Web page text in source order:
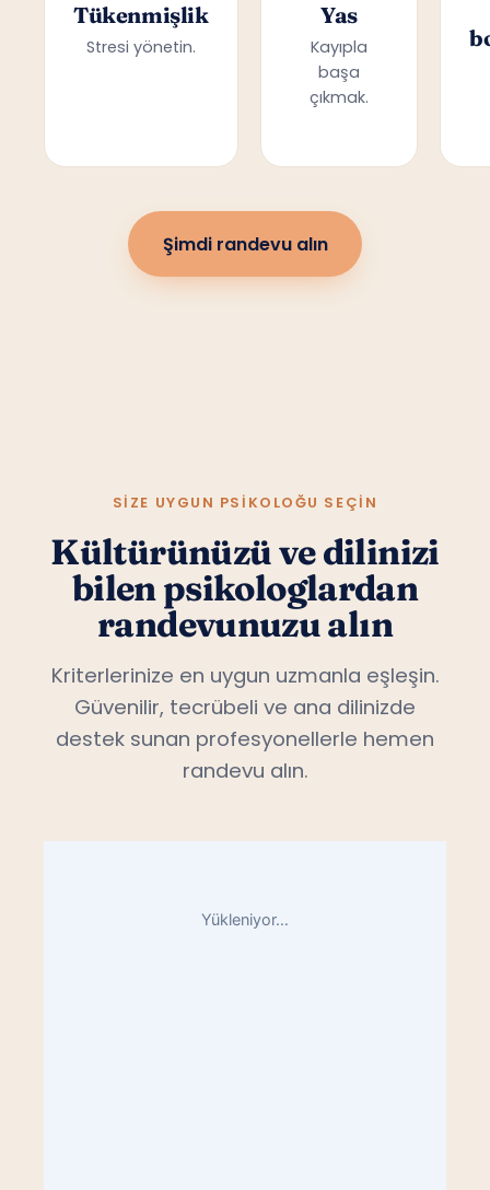
Tükenmişlik
Stresi yönetin.
Yas
Kayıpla
başa
çıkmak.
Şimdi randevu alın
SIZE UYGUN PSIKOLOĞU SEÇIN
Kültürünüzü ve dilinizi
bilen psikologlardan
randevunuzu alın
Kriterlerinize en uygun uzmanla eşleşin.
Güvenilir, tecrübeli ve ana dilinizde
destek sunan profesyonellerle hemen
randevu alın.